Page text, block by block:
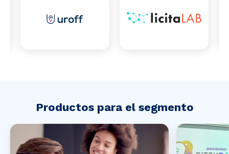
Productos para el segmento